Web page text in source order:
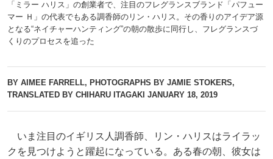
「ミラー ハリス」の創業者で、注目のフレグランスブランド「パフュー
マー Ｈ」の代表でもある調香師のリン・ハリス。その香りのアイデア源
となる“ネイチャーハンティング”の朝の散歩に同行し、フレグランスづ
くりのプロセスを追った
BY AIMEE FARRELL, PHOTOGRAPHS BY JAMIE STOKERS,
TRANSLATED BY CHIHARU ITAGAKI JANUARY 18, 2019
いま注目のイギリス人調香師、リン・ハリスはライラッ
クを見つけようと躍起になっている。ある春の朝、彼女は